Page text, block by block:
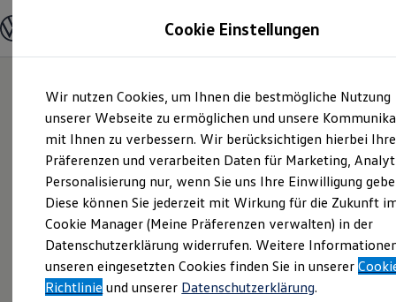
Hauptinhalt
springen
Footer
springen
Modelle und Konfigurator
Modelle vergleichen
Elektroautos
ENERGY Sondermodelle
Nutzfahrzeuge
SUV und CUV
Familienautos
Kombis
Kompaktwagen
Sportwagen
Schnell verfügbare Fahrzeuge
Angebote und Produkte
Aktuelle Angebote
E-Auto-Förderung
Volkswagen Marktplatz
Cookie Einstellungen
Wir nutzen Cookies, um Ihnen die bestmögliche Nutzung
unserer Webseite zu ermöglichen und unsere
mit Ihnen zu verbessern. Wir berücksichtigen hierbei Ihre
Präferenzen und verarbeiten Daten für Marketing,
Personalisierung nur, wenn Sie uns Ihre Einwilligung
Diese können Sie jederzeit mit Wirkung für die Zukunft
Cookie Manager (Meine Präferenzen verwalten) in der
Datenschutzerklärung widerrufen. Weitere
unseren eingesetzten Cookies finden Sie in unserer
Richtlinie und unserer Datenschutzerklärung.